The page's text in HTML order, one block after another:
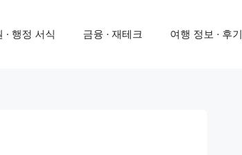
· 행정 서식 금융 · 재테크 여행 정보 · 후기